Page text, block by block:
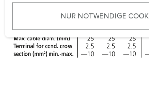
u
w
a
h
NUR NOTWENDIGE